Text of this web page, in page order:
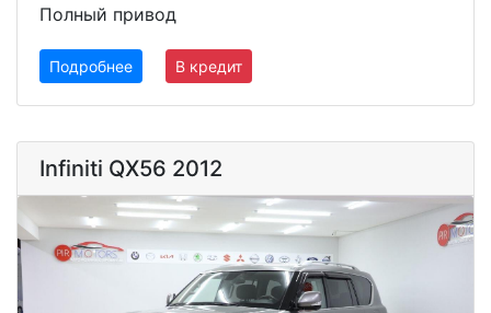
Полный привод
Подробнее В кредит
Infiniti QX56 2012